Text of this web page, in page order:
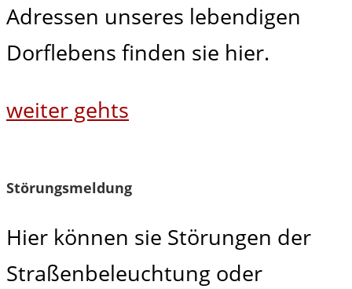
Adressen unseres lebendigen
Dorflebens finden sie hier.
weiter gehts
Störungsmeldung
Hier können sie Störungen der
Straßenbeleuchtung oder